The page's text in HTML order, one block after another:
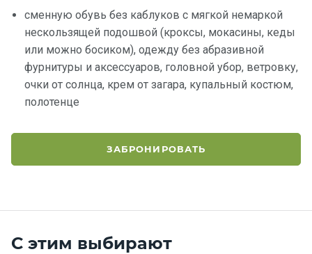
сменную обувь без каблуков с мягкой немаркой
нескользящей подошвой (кроксы, мокасины, кеды
или можно босиком), одежду без абразивной
фурнитуры и аксессуаров, головной убор, ветровку,
очки от солнца, крем от загара, купальный костюм,
полотенце
ЗАБРОНИРОВАТЬ
С этим выбирают